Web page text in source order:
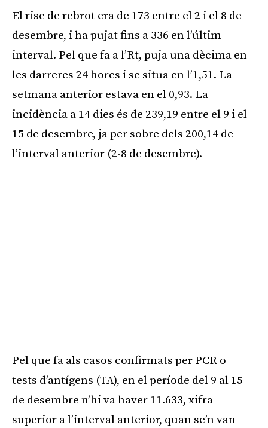
El risc de rebrot era de 173 entre el 2 i el 8 de
desembre, i ha pujat fins a 336 en l’últim
interval. Pel que fa a l’Rt, puja una dècima en
les darreres 24 hores i se situa en l’1,51. La
setmana anterior estava en el 0,93. La
incidència a 14 dies és de 239,19 entre el 9 i el
15 de desembre, ja per sobre dels 200,14 de
l’interval anterior (2-8 de desembre).
Pel que fa als casos confirmats per PCR o
tests d’antígens (TA), en el període del 9 al 15
de desembre n’hi va haver 11.633, xifra
superior a l’interval anterior, quan se’n van